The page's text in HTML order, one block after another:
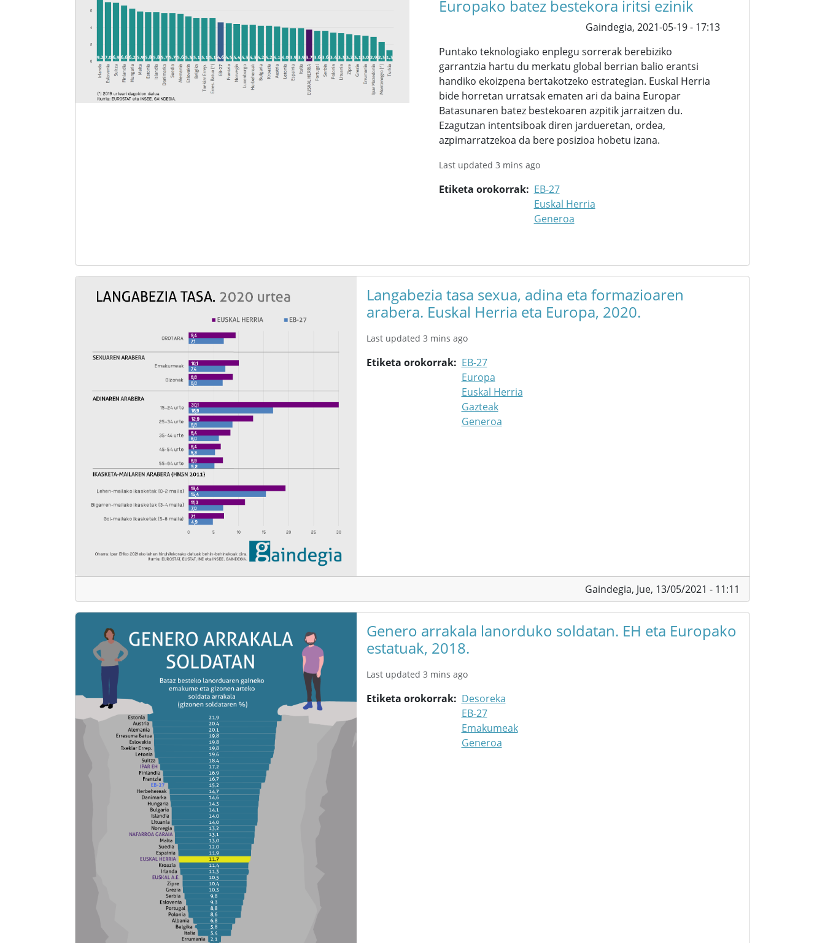
Europako batez bestekora iritsi ezinik
Gaindegia, 2021-05-19 - 17:13
Puntako teknologiako enplegu sorrerak berebiziko
garrantzia hartu du merkatu global berrian balio erantsi
handiko ekoizpena bertakotzeko estrategian. Euskal Herria
bide horretan urratsak ematen ari da baina Europar
Batasunaren batez bestekoaren azpitik jarraitzen du.
Ezagutzan intentsiboak diren jardueretan, ordea,
azpimarratzekoa da bere posizioa hobetu izana.
Last updated 3 mins ago
Etiketa orokorrak
EB-27
Euskal Herria
Generoa
Langabezia tasa sexua, adina eta formazioaren
arabera. Euskal Herria eta Europa, 2020.
Last updated 3 mins ago
Etiketa orokorrak
EB-27
Europa
Euskal Herria
Gazteak
Generoa
Gaindegia, Jue, 13/05/2021 - 11:11
Genero arrakala lanorduko soldatan. EH eta Europako
estatuak, 2018.
Last updated 3 mins ago
Etiketa orokorrak
Desoreka
EB-27
Emakumeak
Generoa